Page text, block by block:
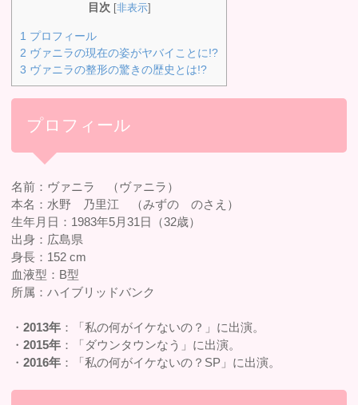
目次 [非表示]
1 プロフィール
2 ヴァニラの現在の姿がヤバイことに!?
3 ヴァニラの整形の驚きの歴史とは!?
プロフィール
名前：ヴァニラ （ヴァニラ）
本名：水野 乃里江 （みずの のさえ）
生年月日：1983年5月31日（32歳）
出身：広島県
身長：152 cm
血液型：B型
所属：ハイブリッドバンク
・2013年 ：「私の何がイケないの？」に出演。
・2015年 ：「ダウンタウンなう」に出演。
・2016年 ：「私の何がイケないの？SP」に出演。